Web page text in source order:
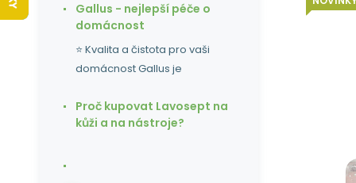
Gallus - nejlepší péče o
domácnost
⭐ Kvalita a čistota pro vaši
domácnost Gallus je
Proč kupovat Lavosept na
kůži a na nástroje?